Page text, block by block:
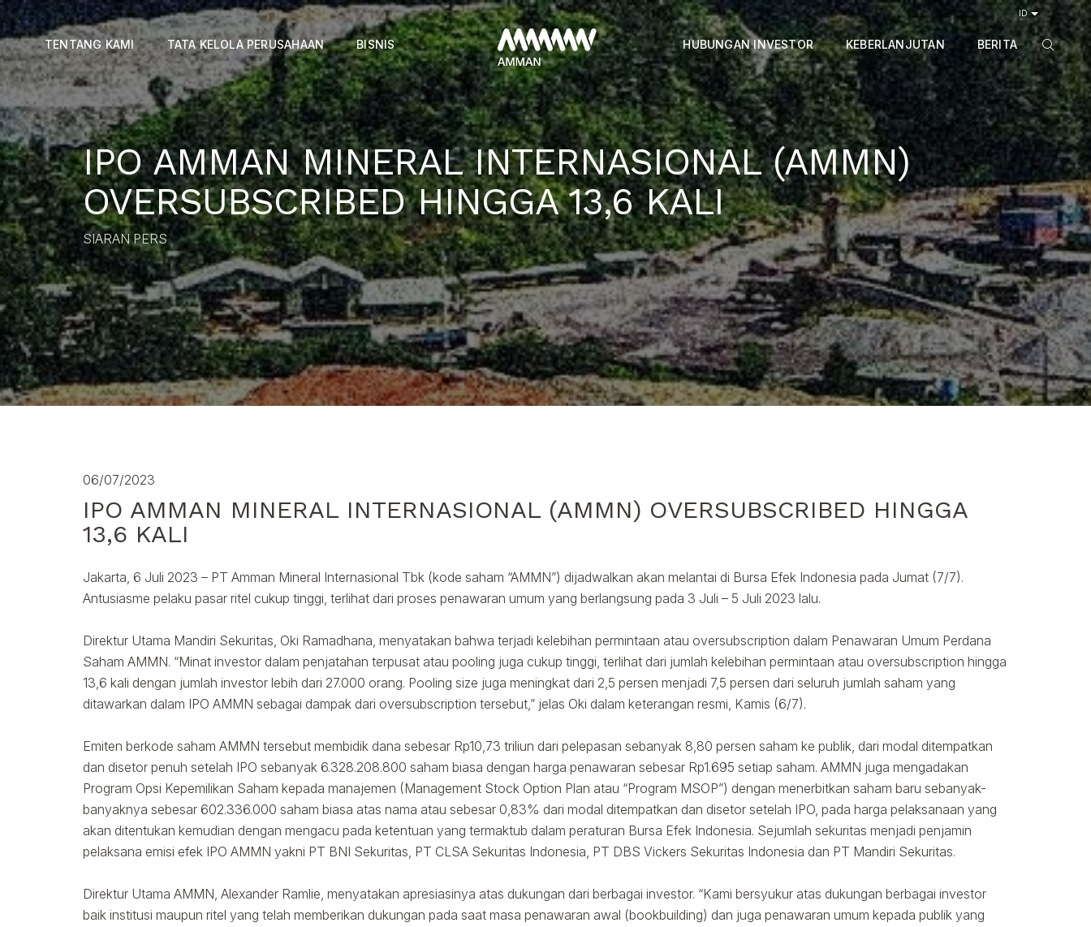
ID
TENTANG KAMI TATA KELOLA PERUSAHAAN BISNIS HUBUNGAN INVESTOR KEBERLANJUTAN BERITA
IPO AMMAN MINERAL INTERNASIONAL (AMMN)
OVERSUBSCRIBED HINGGA 13,6 KALI
SIARAN PERS
06/07/2023
IPO AMMAN MINERAL INTERNASIONAL (AMMN) OVERSUBSCRIBED HINGGA
13,6 KALI
Jakarta, 6 Juli 2023 – PT Amman Mineral Internasional Tbk (kode saham “AMMN”) dijadwalkan akan melantai di Bursa Efek Indonesia pada Jumat (7/7).
Antusiasme pelaku pasar ritel cukup tinggi, terlihat dari proses penawaran umum yang berlangsung pada 3 Juli – 5 Juli 2023 lalu.
Direktur Utama Mandiri Sekuritas, Oki Ramadhana, menyatakan bahwa terjadi kelebihan permintaan atau oversubscription dalam Penawaran Umum Perdana
Saham AMMN. “Minat investor dalam penjatahan terpusat atau pooling juga cukup tinggi, terlihat dari jumlah kelebihan permintaan atau oversubscription hingga
13,6 kali dengan jumlah investor lebih dari 27.000 orang. Pooling size juga meningkat dari 2,5 persen menjadi 7,5 persen dari seluruh jumlah saham yang
ditawarkan dalam IPO AMMN sebagai dampak dari oversubscription tersebut,” jelas Oki dalam keterangan resmi, Kamis (6/7).
Emiten berkode saham AMMN tersebut membidik dana sebesar Rp10,73 triliun dari pelepasan sebanyak 8,80 persen saham ke publik, dari modal ditempatkan
dan disetor penuh setelah IPO sebanyak 6.328.208.800 saham biasa dengan harga penawaran sebesar Rp1.695 setiap saham. AMMN juga mengadakan
Program Opsi Kepemilikan Saham kepada manajemen (Management Stock Option Plan atau “Program MSOP”) dengan menerbitkan saham baru sebanyak-
banyaknya sebesar 602.336.000 saham biasa atas nama atau sebesar 0,83% dari modal ditempatkan dan disetor setelah IPO, pada harga pelaksanaan yang
akan ditentukan kemudian dengan mengacu pada ketentuan yang termaktub dalam peraturan Bursa Efek Indonesia. Sejumlah sekuritas menjadi penjamin
pelaksana emisi efek IPO AMMN yakni PT BNI Sekuritas, PT CLSA Sekuritas Indonesia, PT DBS Vickers Sekuritas Indonesia dan PT Mandiri Sekuritas.
Direktur Utama AMMN, Alexander Ramlie, menyatakan apresiasinya atas dukungan dari berbagai investor. “Kami bersyukur atas dukungan berbagai investor
baik institusi maupun ritel yang telah memberikan dukungan pada saat masa penawaran awal (bookbuilding) dan juga penawaran umum kepada publik yang